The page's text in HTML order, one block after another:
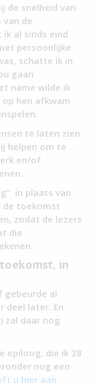
de snelheid van
van de
al sinds eind
persoonlijke
schatte ik in
gaan
name wilde ik
hen afkwam
te laten zien
helpen om te
en/of
in plaats van
de toekomst
zodat de lezers
die
in
gebeurde al
deel later. En
zal daar nog
epiloog, die ik 28
nog een
u hier aan.